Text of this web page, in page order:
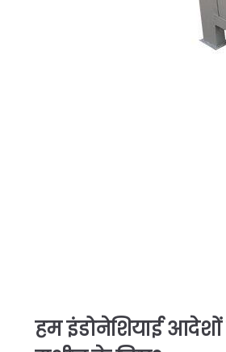
हम इंडोनेशियाई